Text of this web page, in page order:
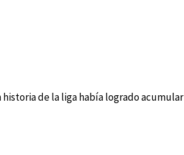
de la liga había logrado acumular